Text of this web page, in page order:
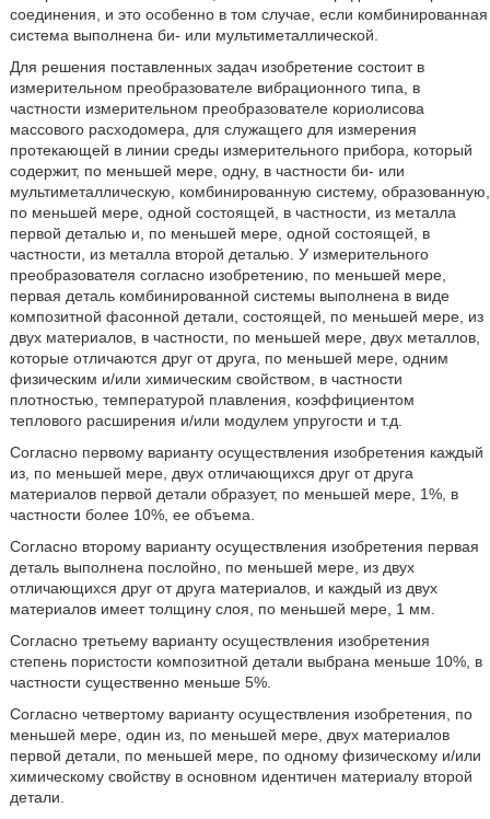
соединения, и это особенно в том случае, если комбинированная
система выполнена би- или мультиметаллической.
Для решения поставленных задач изобретение состоит в
измерительном преобразователе вибрационного типа, в
частности измерительном преобразователе кориолисова
массового расходомера, для служащего для измерения
протекающей в линии среды измерительного прибора, который
содержит, по меньшей мере, одну, в частности би- или
мультиметаллическую, комбинированную систему, образованную,
по меньшей мере, одной состоящей, в частности, из металла
первой деталью и, по меньшей мере, одной состоящей, в
частности, из металла второй деталью. У измерительного
преобразователя согласно изобретению, по меньшей мере,
первая деталь комбинированной системы выполнена в виде
композитной фасонной детали, состоящей, по меньшей мере, из
двух материалов, в частности, по меньшей мере, двух металлов,
которые отличаются друг от друга, по меньшей мере, одним
физическим и/или химическим свойством, в частности
плотностью, температурой плавления, коэффициентом
теплового расширения и/или модулем упругости и т.д.
Согласно первому варианту осуществления изобретения каждый
из, по меньшей мере, двух отличающихся друг от друга
материалов первой детали образует, по меньшей мере, 1%, в
частности более 10%, ее объема.
Согласно второму варианту осуществления изобретения первая
деталь выполнена послойно, по меньшей мере, из двух
отличающихся друг от друга материалов, и каждый из двух
материалов имеет толщину слоя, по меньшей мере, 1 мм.
Согласно третьему варианту осуществления изобретения
степень пористости композитной детали выбрана меньше 10%, в
частности существенно меньше 5%.
Согласно четвертому варианту осуществления изобретения, по
меньшей мере, один из, по меньшей мере, двух материалов
первой детали, по меньшей мере, по одному физическому и/или
химическому свойству в основном идентичен материалу второй
детали.